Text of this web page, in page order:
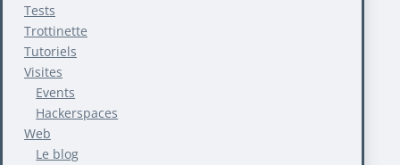
Tests
Trottinette
Tutoriels
Visites
Events
Hackerspaces
Web
Le blog